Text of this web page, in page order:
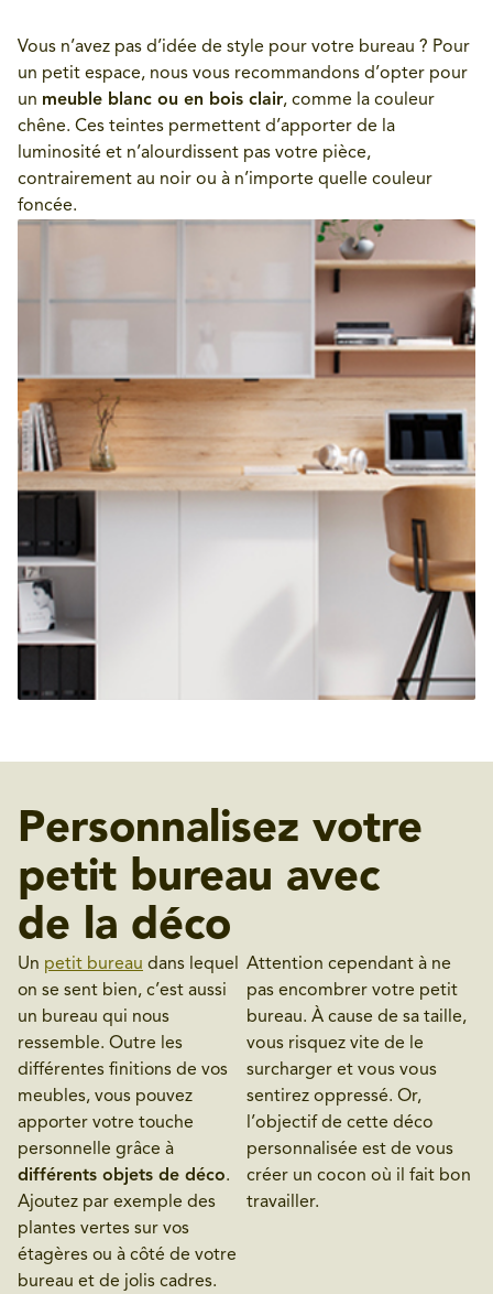
Vous n’avez pas d’idée de style pour votre bureau ? Pour
un petit espace, nous vous recommandons d’opter pour
un meuble blanc ou en bois clair, comme la couleur
chêne. Ces teintes permettent d’apporter de la
luminosité et n’alourdissent pas votre pièce,
contrairement au noir ou à n’importe quelle couleur
foncée.
Personnalisez votre
petit bureau avec
de la déco
Un petit bureau dans lequel
on se sent bien, c’est aussi
un bureau qui nous
ressemble. Outre les
différentes finitions de vos
meubles, vous pouvez
apporter votre touche
personnelle grâce à
différents objets de déco.
Ajoutez par exemple des
plantes vertes sur vos
étagères ou à côté de votre
bureau et de jolis cadres.
Attention cependant à ne
pas encombrer votre petit
bureau. À cause de sa taille,
vous risquez vite de le
surcharger et vous vous
sentirez oppressé. Or,
l’objectif de cette déco
personnalisée est de vous
créer un cocon où il fait bon
travailler.